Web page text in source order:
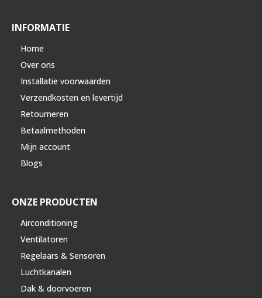
INFORMATIE
Home
Over ons
Installatie voorwaarden
Verzendkosten en levertijd
Retourneren
Betaalmethoden
Mijn account
Blogs
ONZE PRODUCTEN
Airconditioning
Ventilatoren
Regelaars & Sensoren
Luchtkanalen
Dak & doorvoeren